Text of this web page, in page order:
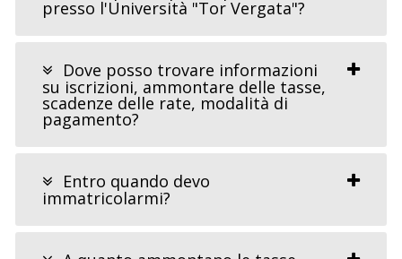
presso l'Università "Tor Vergata"?
Dove posso trovare informazioni
su iscrizioni, ammontare delle tasse,
scadenze delle rate, modalità di
pagamento?
Entro quando devo
immatricolarmi?